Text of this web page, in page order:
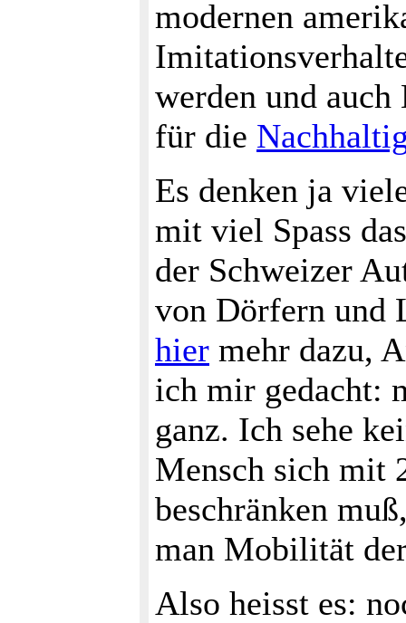
modernen
werden und
für die
Es denken ja
mit viel Spass
der Schweizer
von Dörfern und
hier mehr dazu,
ich mir gedacht:
ganz. Ich sehe
Mensch sich mit
beschränken
man Mobilität
Also heisst es: